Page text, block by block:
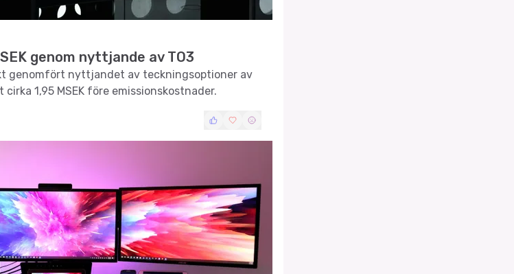
genom nyttjande av TO3
genomfört nyttjandet av teckningsoptioner av
1,95 MSEK före emissionskostnader.